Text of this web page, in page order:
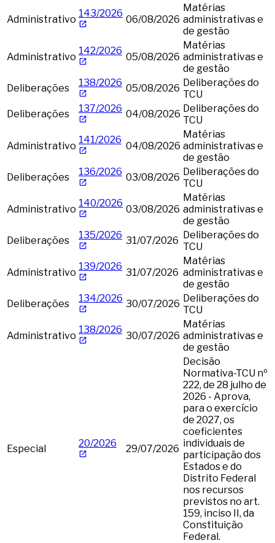
Administrativo
143/2026
06/08/2026
Matérias
administrativas e
de gestão
Administrativo
142/2026
05/08/2026
Matérias
administrativas e
de gestão
Deliberações
138/2026 05/08/2026 Deliberações do
TCU
Deliberações
137/2026 04/08/2026 Deliberações do
TCU
Administrativo
141/2026
04/08/2026
Matérias
administrativas e
de gestão
Deliberações
136/2026 03/08/2026 Deliberações do
TCU
Administrativo
140/2026
03/08/2026
Matérias
administrativas e
de gestão
Deliberações
135/2026 31/07/2026 Deliberações do
TCU
Administrativo
139/2026
31/07/2026
Matérias
administrativas e
de gestão
Deliberações
134/2026 30/07/2026 Deliberações do
TCU
Administrativo
138/2026
30/07/2026
Matérias
administrativas e
de gestão
Especial 20/2026 29/07/2026
Decisão
Normativa-TCU nº
222, de 28 julho de
2026 - Aprova,
para o exercício
de 2027, os
coeficientes
individuais de
participação dos
Estados e do
Distrito Federal
nos recursos
previstos no art.
159, inciso II, da
Constituição
Federal.